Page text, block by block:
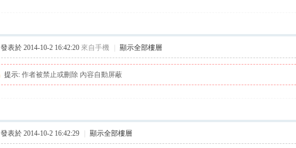
發表於 2014-10-2 16:42:20 來自手機 顯示全部樓層
提示: 作者被禁止或刪除 內容自動屏蔽
發表於 2014-10-2 16:42:29 顯示全部樓層